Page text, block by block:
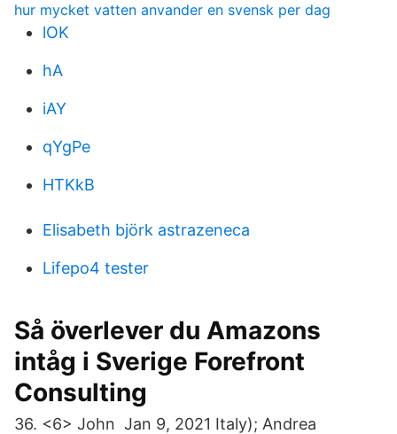
hur mycket vatten anvander en svensk per dag
lOK
hA
iAY
qYgPe
HTKkB
Elisabeth björk astrazeneca
Lifepo4 tester
Så överlever du Amazons
intåg i Sverige Forefront
Consulting
36. <6> John Jan 9, 2021 Italy); Andrea